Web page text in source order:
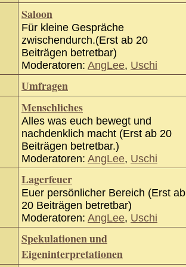
Saloon
Für kleine Gespräche
zwischendurch.(Erst ab 20
Beiträgen betretbar)
Moderatoren: AngLee, Uschi
Umfragen
Menschliches
Alles was euch bewegt und
nachdenklich macht (Erst ab 20
Beiträgen betretbar.)
Moderatoren: AngLee, Uschi
Lagerfeuer
Euer persönlicher Bereich (Erst ab
20 Beiträgen betretbar)
Moderatoren: AngLee, Uschi
Spekulationen und
Eigeninterpretationen